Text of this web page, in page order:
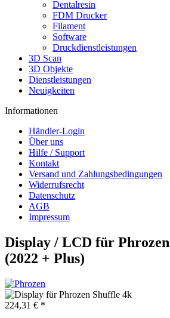
Dentalresin
FDM Drucker
Filament
Software
Druckdienstleistungen
3D Scan
3D Objekte
Dienstleistungen
Neuigkeiten
Informationen
Händler-Login
Über uns
Hilfe / Support
Kontakt
Versand und Zahlungsbedingungen
Widerrufsrecht
Datenschutz
AGB
Impressum
Display / LCD für
(2022 + Plus)
224,31 € *